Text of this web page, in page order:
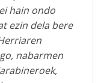
hain ondo
ezin dela bere
nabarmen